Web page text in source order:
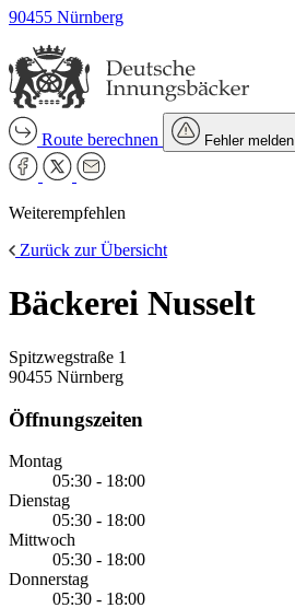
90455 Nürnberg
Route berechnen Fehler melden
Weiterempfehlen
Zurück zur Übersicht
Bäckerei Nusselt
Spitzwegstraße 1
90455 Nürnberg
Öffnungszeiten
Montag
05:30 - 18:00
Dienstag
05:30 - 18:00
Mittwoch
05:30 - 18:00
Donnerstag
05:30 - 18:00